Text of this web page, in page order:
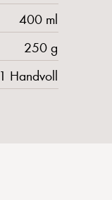
400 ml
250 g
1 Handvoll